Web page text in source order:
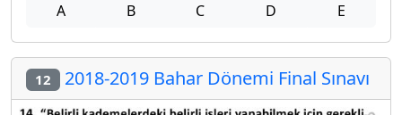
A B C D E
12 2018-2019 Bahar Dönemi Final Sınavı